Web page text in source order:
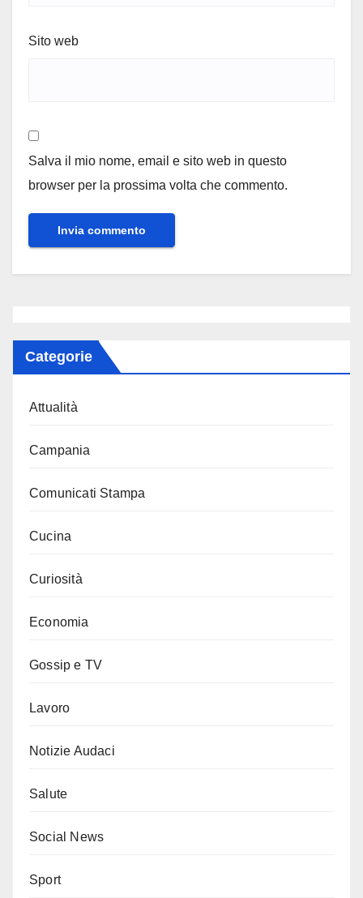
Sito web
Salva il mio nome, email e sito web in questo
browser per la prossima volta che commento.
Categorie
Attualità
Campania
Comunicati Stampa
Cucina
Curiosità
Economia
Gossip e TV
Lavoro
Notizie Audaci
Salute
Social News
Sport